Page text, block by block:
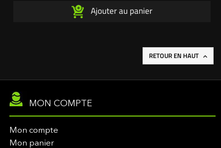
Ajouter au panier
RETOUR EN HAUT 
MON COMPTE
Mon compte
Mon panier